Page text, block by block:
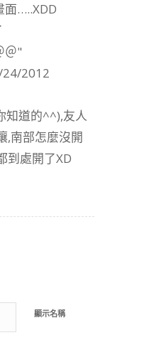
面…..XDD
＠"
24/2012
知道的^^),友人
,南部怎麼沒開
到處開了XD
顯示名稱